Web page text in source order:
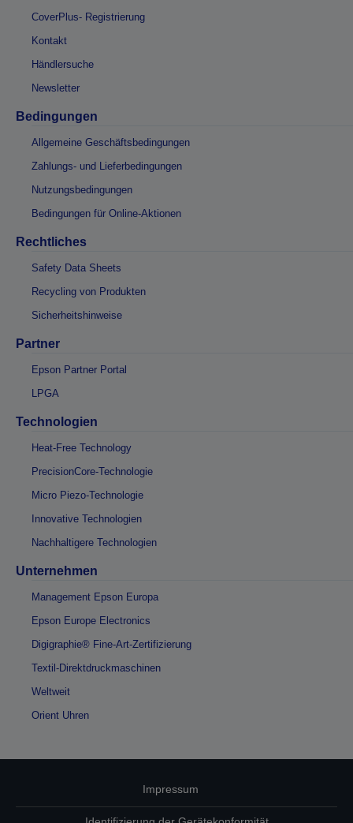
CoverPlus- Registrierung
Kontakt
Händlersuche
Newsletter
Bedingungen
Allgemeine Geschäftsbedingungen
Zahlungs- und Lieferbedingungen
Nutzungsbedingungen
Bedingungen für Online-Aktionen
Rechtliches
Safety Data Sheets
Recycling von Produkten
Sicherheitshinweise
Partner
Epson Partner Portal
LPGA
Technologien
Heat-Free Technology
PrecisionCore-Technologie
Micro Piezo-Technologie
Innovative Technologien
Nachhaltigere Technologien
Unternehmen
Management Epson Europa
Epson Europe Electronics
Digigraphie® Fine-Art-Zertifizierung
Textil-Direktdruckmaschinen
Weltweit
Orient Uhren
Impressum